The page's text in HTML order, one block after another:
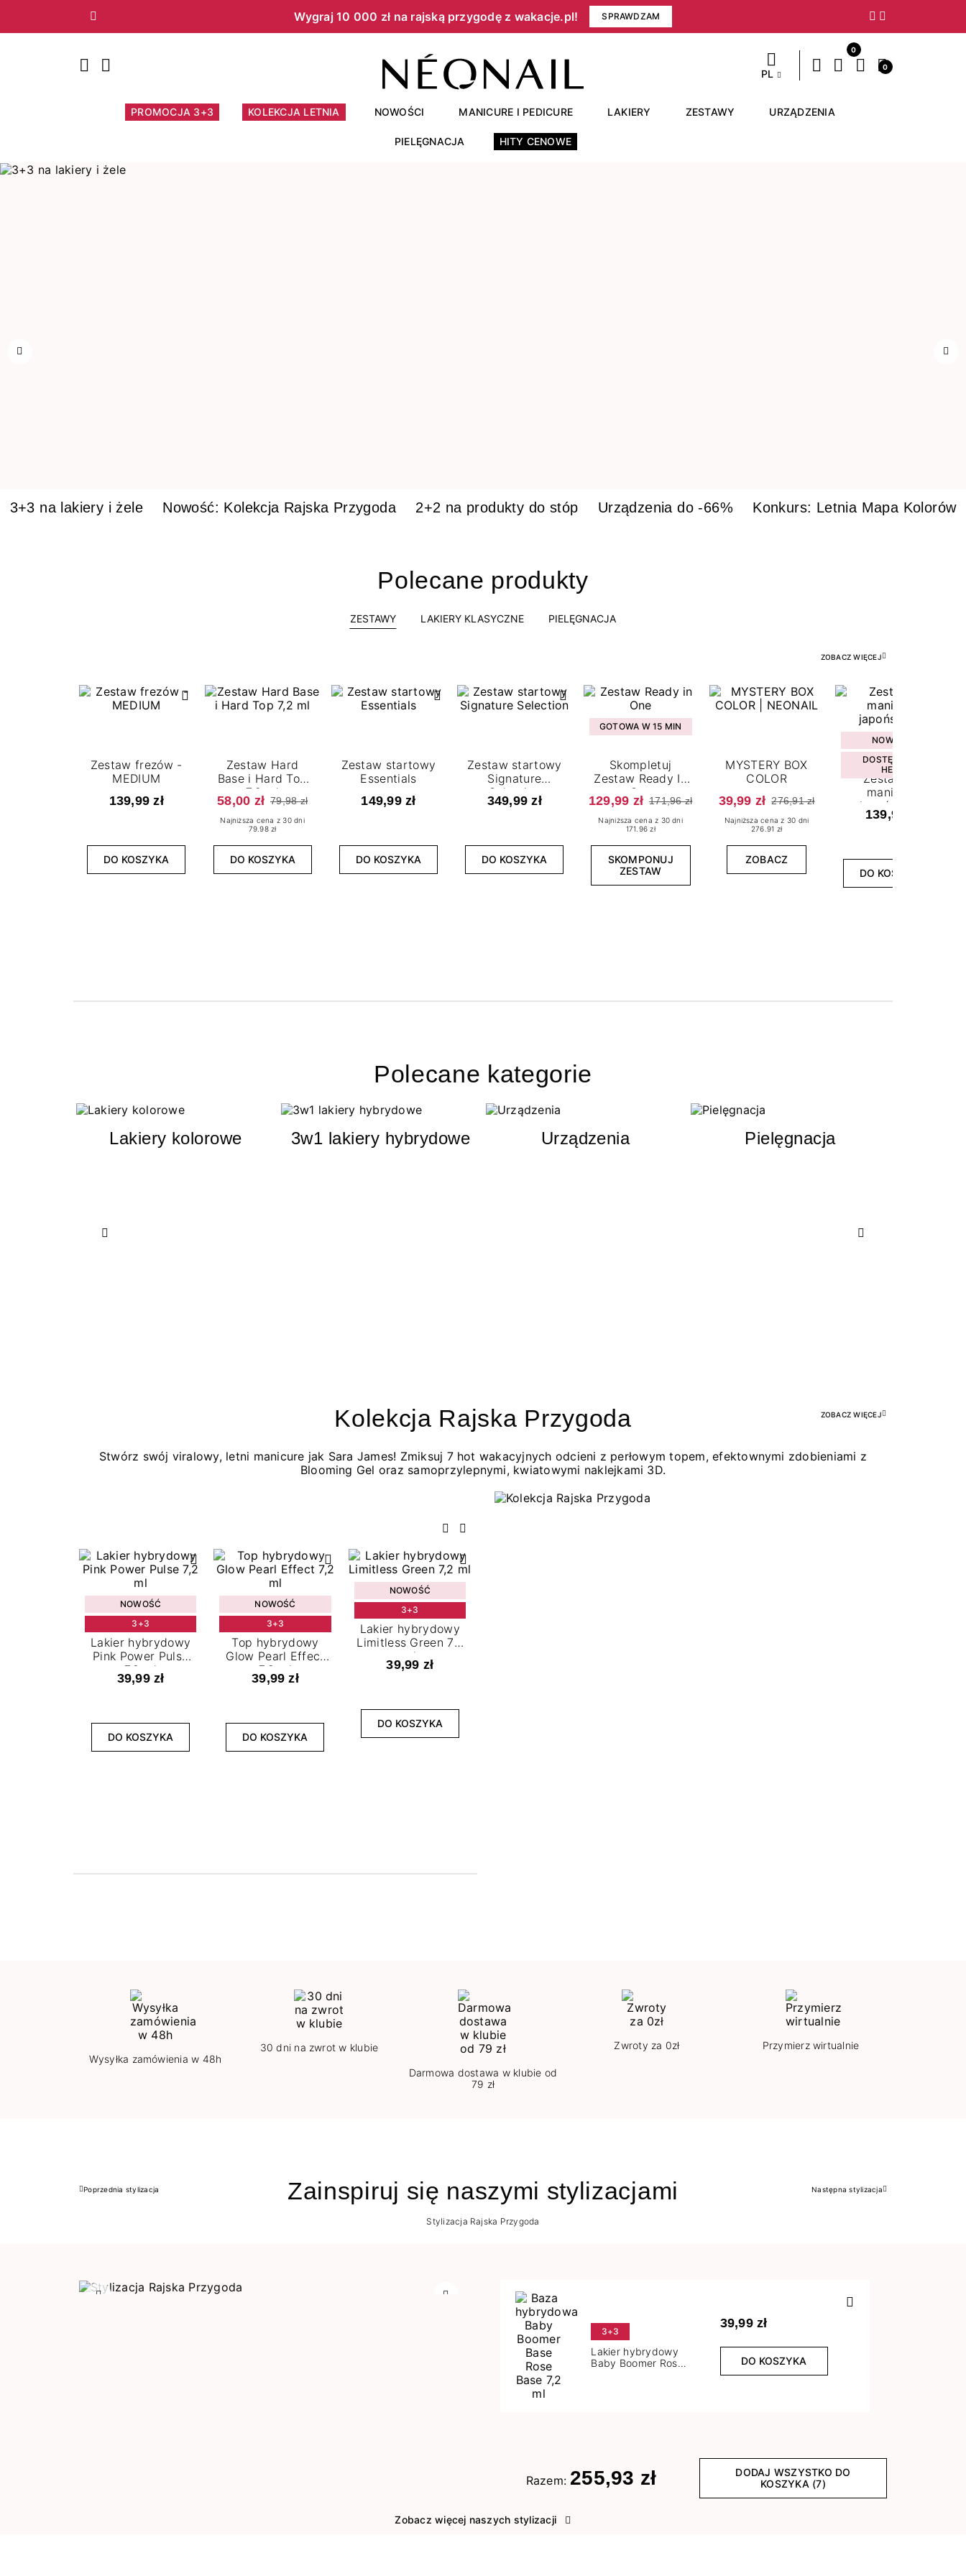
Wygraj 10 000 zł na rajską przygodę z wakacje.pl!​ SPRAWDZAM
Poprzedni Następny
PL
0
0
PROMOCJA 3+3 KOLEKCJA LETNIA NOWOŚCI MANICURE I PEDICURE LAKIERY ZESTAWY URZĄDZENIA
PIELĘGNACJA HITY CENOWE
3+3 na lakiery i żele Nowość: Kolekcja Rajska Przygoda 2+2 na produkty do stóp Urządzenia do -66% Konkurs: Letnia Mapa Kolorów
Polecane produkty
ZESTAWY LAKIERY KLASYCZNE PIELĘGNACJA
ZOBACZ WIĘCEJ
Zestaw frezów -
MEDIUM
139,99 zł
DO KOSZYKA
Zestaw Hard
Base i Hard Top
7,2 ml
58,00 zł 79,98 zł
Najniższa cena z 30 dni
79.98 zł
DO KOSZYKA
Zestaw startowy
Essentials
149,99 zł
DO KOSZYKA
Zestaw startowy
Signature
Selection
349,99 zł
DO KOSZYKA
GOTOWA W 15 MIN
Skompletuj
Zestaw Ready In
One
129,99 zł 171,96 zł
Najniższa cena z 30 dni
171.96 zł
SKOMPONUJ
ZESTAW
MYSTERY BOX
COLOR
39,99 zł 276,91 zł
Najniższa cena z 30 dni
276.91 zł
ZOBACZ
NOWOŚĆ
DOSTĘPNY W
HEBE
Zestaw do
manicure
japońskiego
139,99 zł
DO KOSZYKA
Polecane kategorie
Lakiery kolorowe 3w1 lakiery hybrydowe Urządzenia Pielęgnacja
Kolekcja Rajska Przygoda ZOBACZ WIĘCEJ
Stwórz swój viralowy, letni manicure jak Sara James! Zmiksuj 7 hot wakacyjnych odcieni z perłowym topem, efektownymi zdobieniami z
Blooming Gel oraz samoprzylepnymi, kwiatowymi naklejkami 3D.
Poprzedni
Następny
NOWOŚĆ
3+3
Lakier hybrydowy
Pink Power Pulse
7,2 ml
39,99 zł
DO KOSZYKA
NOWOŚĆ
3+3
Top hybrydowy
Glow Pearl Effect
7,2 ml
39,99 zł
DO KOSZYKA
NOWOŚĆ
3+3
Lakier hybrydowy
Limitless Green 7,2
ml
39,99 zł
DO KOSZYKA
Wysyłka zamówienia w 48h
30 dni na zwrot w klubie
Darmowa dostawa w klubie od
79 zł
Zwroty za 0zł Przymierz wirtualnie
Zainspiruj się naszymi stylizacjami
Poprzedni
Poprzednia stylizacja Następny
Następna stylizacja
Stylizacja Rajska Przygoda
3+3
Lakier hybrydowy
Baby Boomer Rose
39,99 zł
DO KOSZYKA
Razem: 255,93 zł
DODAJ WSZYSTKO DO
KOSZYKA (7)
Zobacz więcej naszych stylizacji